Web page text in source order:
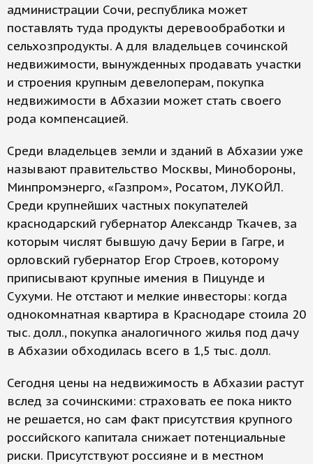
администрации Сочи, республика может
поставлять туда продукты деревообработки и
сельхоз­продукты. А для владельцев сочин­ской
недвижимости, вынужденных продавать участки
и строения крупным девелоперам, покупка
недвижимости в Абхазии может стать своего
рода компенсацией.
Среди владельцев земли и зданий в Абхазии уже
называют правительство Москвы, Мин­обороны,
Минпромэнерго, «Газпром», Рос­атом, ЛУКОЙЛ.
Среди крупнейших частных покупателей
краснодарский губернатор Александр Ткачев, за
которым числят бывшую дачу Берии в Гагре, и
орловский губернатор Егор Строев, которому
приписывают крупные имения в Пицунде и
Сухуми. Не отстают и мелкие инвесторы: когда
однокомнатная квартира в Краснодаре стоила 20
тыс. долл., покупка аналогичного жилья под дачу
в Абхазии обходилась всего в 1,5 тыс. долл.
Сегодня цены на недвижимость в Абхазии растут
вслед за сочинскими: страховать ее пока никто
не решается, но сам факт присутствия крупного
российского капитала снижает потенциальные
риски. Присутствуют россияне и в местном